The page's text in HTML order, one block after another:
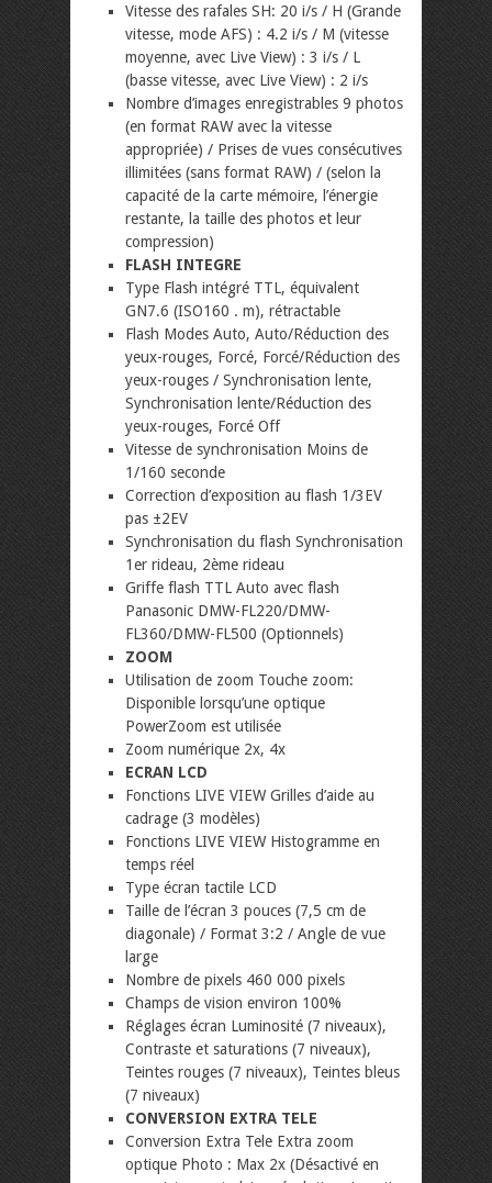
Vitesse des rafales SH: 20 i/s / H (Grande
vitesse, mode AFS) : 4.2 i/s / M (vitesse
moyenne, avec Live View) : 3 i/s / L
(basse vitesse, avec Live View) : 2 i/s
Nombre d’images enregistrables 9 photos
(en format RAW avec la vitesse
appropriée) / Prises de vues consécutives
illimitées (sans format RAW) / (selon la
capacité de la carte mémoire, l’énergie
restante, la taille des photos et leur
compression)
FLASH INTEGRE
Type Flash intégré TTL, équivalent
GN7.6 (ISO160 . m), rétractable
Flash Modes Auto, Auto/Réduction des
yeux-rouges, Forcé, Forcé/Réduction des
yeux-rouges / Synchronisation lente,
Synchronisation lente/Réduction des
yeux-rouges, Forcé Off
Vitesse de synchronisation Moins de
1/160 seconde
Correction d’exposition au flash 1/3EV
pas ±2EV
Synchronisation du flash Synchronisation
1er rideau, 2ème rideau
Griffe flash TTL Auto avec flash
Panasonic DMW-FL220/DMW-
FL360/DMW-FL500 (Optionnels)
ZOOM
Utilisation de zoom Touche zoom:
Disponible lorsqu’une optique
PowerZoom est utilisée
Zoom numérique 2x, 4x
ECRAN LCD
Fonctions LIVE VIEW Grilles d’aide au
cadrage (3 modèles)
Fonctions LIVE VIEW Histogramme en
temps réel
Type écran tactile LCD
Taille de l’écran 3 pouces (7,5 cm de
diagonale) / Format 3:2 / Angle de vue
large
Nombre de pixels 460 000 pixels
Champs de vision environ 100%
Réglages écran Luminosité (7 niveaux),
Contraste et saturations (7 niveaux),
Teintes rouges (7 niveaux), Teintes bleus
(7 niveaux)
CONVERSION EXTRA TELE
Conversion Extra Tele Extra zoom
optique Photo : Max 2x (Désactivé en